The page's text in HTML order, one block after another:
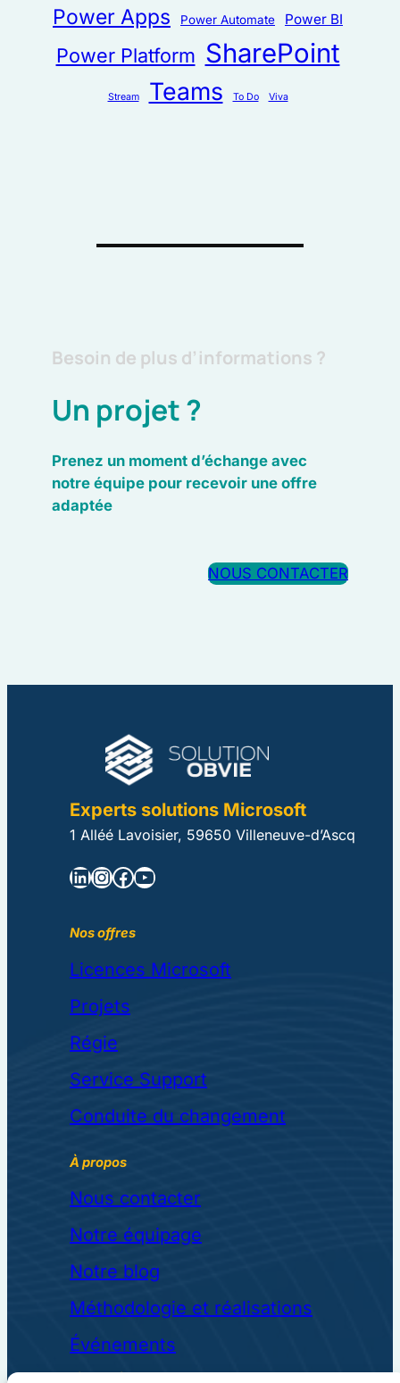
Power Apps Power Automate Power BI
Power Platform SharePoint
Stream Teams To Do Viva
Besoin de plus d’informations ?
Un projet ?
Prenez un moment d’échange avec
notre équipe pour recevoir une offre
adaptée
NOUS CONTACTER
Experts solutions Microsoft
1 Alléé Lavoisier, 59650 Villeneuve-d’Ascq
LinkedIn InstagramFacebook YouTube
Nos offres
Licences Microsoft
Projets
Régie
Service Support
Conduite du changement
À propos
Nous contacter
Notre équipage
Notre blog
Méthodologie et réalisations
Événements
Liens utiles